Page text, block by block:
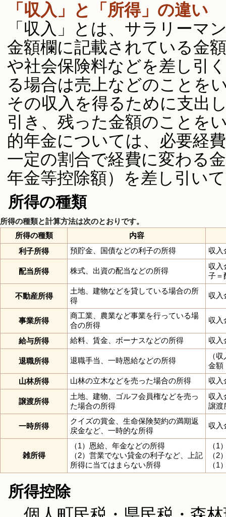
「収入」と「所得」の違い
「収入」とは、サラリーマ
金額欄に記載されている金
や社会保険料などを差し引
る場合は売上などのことを
その収入を得るために支出
引き、残った金額のことを
的年金については、必要経
一定の割合で経費に変わる
年金等控除額）を差し引い
所得の種類
所得の種類と計算方法は次のとおりです。
所得の種類
内容
利子所得
預貯金、国債などの利子の所得 収入
配当所得 株式、出資の配当などの所得
収入
子＝
不動産所得
土地、建物などを貸している場合の所
得
収入
事業所得
商工業、農業など事業を行っている場
合の所得
収入
給与所得 給料、賃金、ボーナスなどの所得 収入
退職所得 退職手当、一時恩給などの所得
（
金額
山林所得
山林の立木などを売った場合の所得 収入
譲渡所得
土地、建物、ゴルフ会員権などを売っ
た場合の所得
収入
譲渡
一時所得
クイズの賞金、生命保険契約の満期返
戻金など、一時的な所得
収入
雑所得
（1）恩給、年金などの所得
（2）営業でない貸金の利子など、上記
所得に当てはまらない所得
（1
（2
（1
所得控除